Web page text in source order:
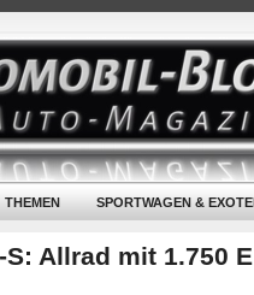
THEMEN SPORTWAGEN &
Allrad mit 1.750